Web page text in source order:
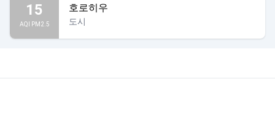
15
AQI PM2.5
호로히우
도시